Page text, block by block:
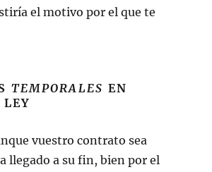
el motivo por el que te
TEMPORALES EN
LEY
vuestro contrato sea
llegado a su fin, bien por el